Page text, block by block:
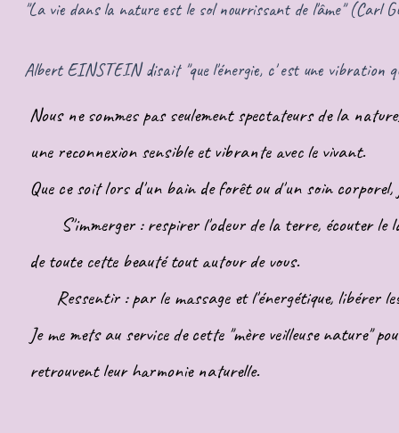
"La vie dans la nature est le sol nourrissant de l'âme" (Carl
Albert EINSTEIN disait "que l'énergie, c' est une vibration
Nous ne sommes pas seulement spectateurs de la
une reconnexion sensible et vibrante avec le vivant.
Que ce soit lors d'un bain de forêt ou d'un soin corporel,
S'immerger : respirer l'odeur de la terre, écouter le
de toute cette beauté tout autour de vous.
Ressentir : par le massage et l'énergétique, libérer
Je me mets au service de cette "mère veilleuse nature"
retrouvent leur harmonie naturelle.